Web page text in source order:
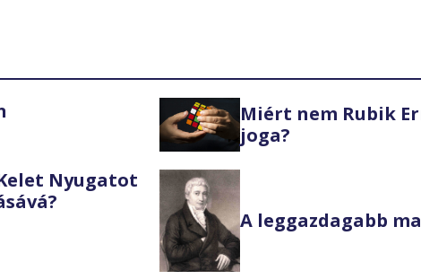
Miért nem Rubik
joga?
Nyugatot
A leggazdagabb